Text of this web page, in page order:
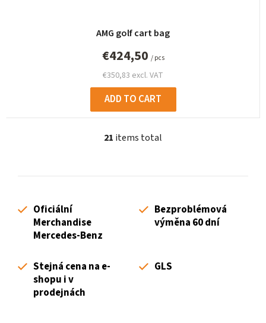
AMG golf cart bag
€350,83 excl. VAT
€424,50 / pcs
ADD TO CART
L
s
21 items total
Oficiální
Merchandise
Mercedes-Benz
Bezproblémová
výměna 60 dní
Stejná cena na e-
shopu i v
prodejnách
GLS